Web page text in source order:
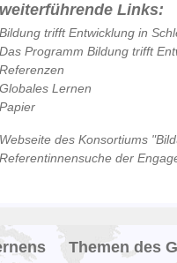
weiterführende Links:
Bildung trifft Entwicklung in
Das Programm Bildung trifft
Referenzen
Globales Lernen
Papier
Webseite des Konsortiums
Referentinnensuche der
Themen des